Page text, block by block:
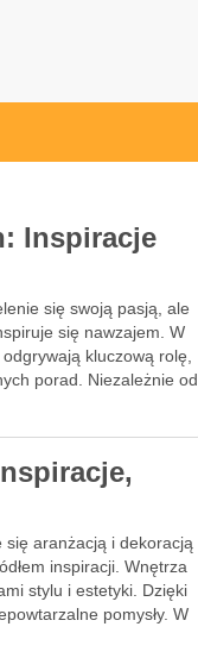
Inspiracje
się swoją pasją, ale
się nawzajem. W
kluczową rolę,
porad. Niezależnie od
aranżacją i dekoracją
inspiracji. Wnętrza
stylu i estetyki. Dzięki
pomysły. W